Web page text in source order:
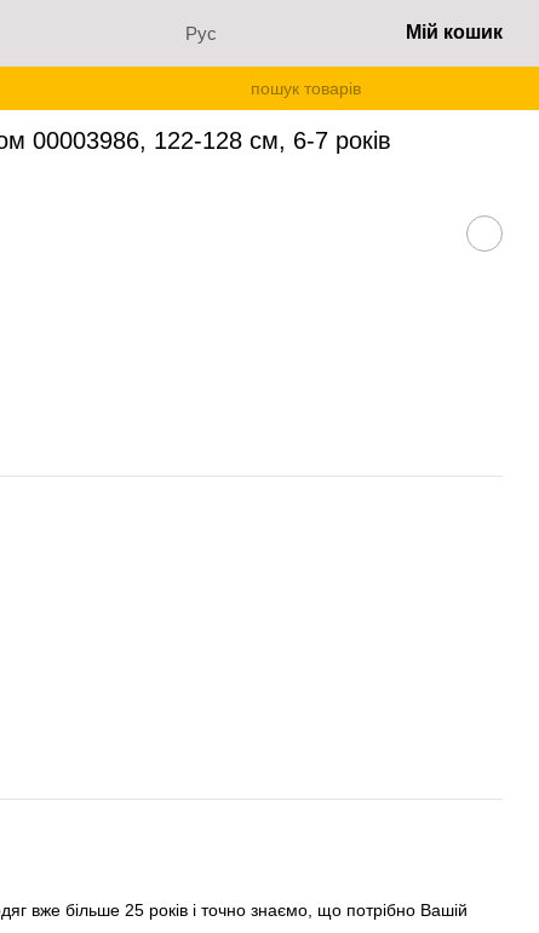
Рус Мій кошик
00003986, 122-128 см, 6-7 років
00003986, 122-128 см, 6-7 років
вже більше 25 років і точно знаємо, що потрібно Вашій